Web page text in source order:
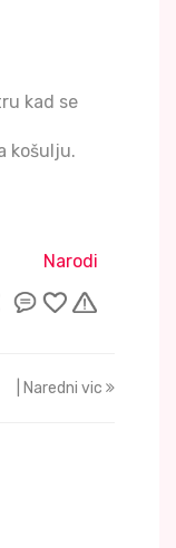
kad se
košulju.
Narodi
| Naredni vic